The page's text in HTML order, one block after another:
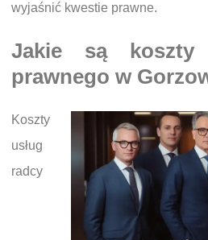
wyjaśnić kwestie prawne.
Jakie są koszty
prawnego w
Koszty
usług
radcy